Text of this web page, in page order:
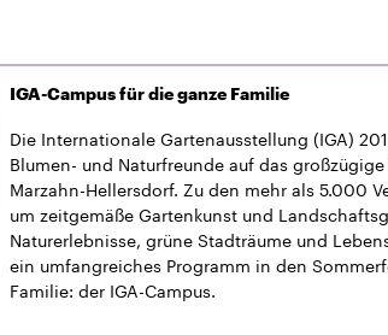
IGA-Campus für die ganze Familie
Die Internationale Gartenausstellung (IGA)
Blumen- und Naturfreunde auf das
Marzahn-Hellersdorf. Zu den mehr als 5.000
um zeitgemäße Gartenkunst und
Naturerlebnisse, grüne Stadträume und
ein umfangreiches Programm in den
Familie: der IGA-Campus.